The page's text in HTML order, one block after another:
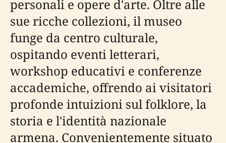
personali e opere d'arte. Oltre alle
sue ricche collezioni, il museo
funge da centro culturale,
ospitando eventi letterari,
workshop educativi e conferenze
accademiche, offrendo ai visitatori
profonde intuizioni sul folklore, la
storia e l'identità nazionale
armena. Convenientemente situato